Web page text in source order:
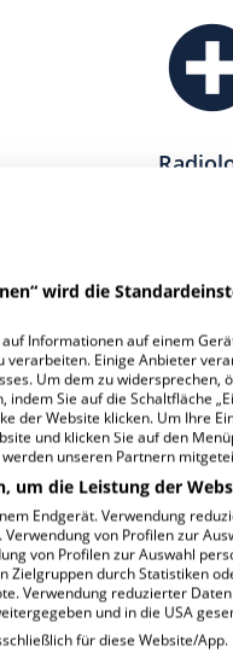
wird die
Informationen auf einem
Einige Anbieter
Um dem zu widersprechen,
Sie auf die Schaltfläche
der Website klicken. Um Ihre
und klicken Sie auf den
unseren Partnern
um die Leistung der
Endgerät. Verwendung
von Profilen zur
von Profilen zur Auswahl
Zielgruppen durch Statistiken
Verwendung reduzierter
und in die USA
für diese Website/App.